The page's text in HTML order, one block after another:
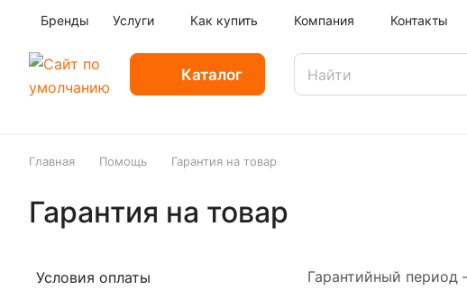
Бренды Услуги Как купить Компания Контакты
Каталог
Главная Помощь Гарантия на товар
Гарантия на товар
Гарантийный период
Условия оплаты